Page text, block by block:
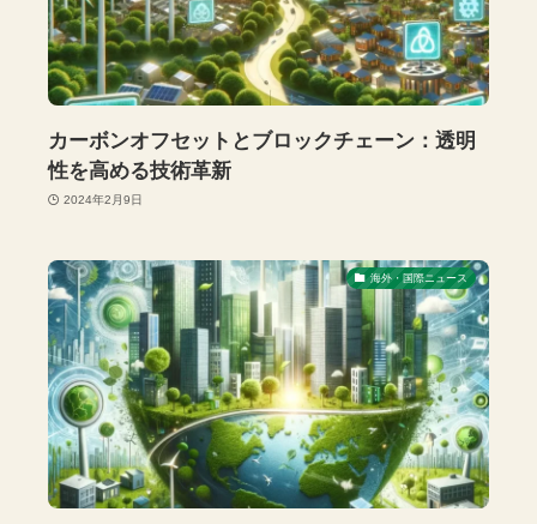
カーボンオフセットとブロックチェーン：透明
性を高める技術革新
2024年2月9日
海外・国際ニュース